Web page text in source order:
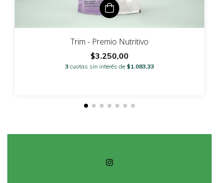
Trim - Premio Nutritivo
$3.250,00
3 cuotas sin interés de $1.083,33